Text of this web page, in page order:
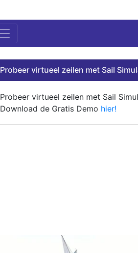
Probeer virtueel zeilen met Sail
Probeer virtueel zeilen met Sail
Download de Gratis Demo hier!